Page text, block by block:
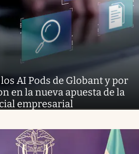
AI Pods de Globant y por
en la nueva apuesta de la
empresarial